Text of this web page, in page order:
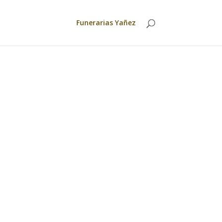
Funerarias Yañez